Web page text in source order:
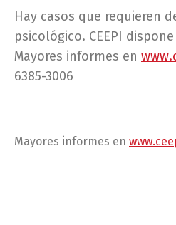
Hay casos que requieren
psicológico. CEEPI
Mayores informes en
6385-3006
Mayores informes en